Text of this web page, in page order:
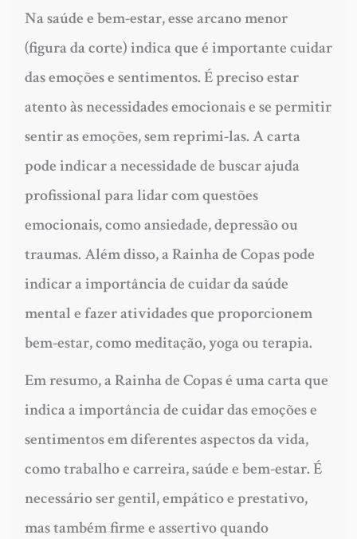
Na saúde e bem-estar, esse arcano menor
(figura da corte) indica que é importante cuidar
das emoções e sentimentos. É preciso estar
atento às necessidades emocionais e se permitir
sentir as emoções, sem reprimi-las. A carta
pode indicar a necessidade de buscar ajuda
profissional para lidar com questões
emocionais, como ansiedade, depressão ou
traumas. Além disso, a Rainha de Copas pode
indicar a importância de cuidar da saúde
mental e fazer atividades que proporcionem
bem-estar, como meditação, yoga ou terapia.
Em resumo, a Rainha de Copas é uma carta que
indica a importância de cuidar das emoções e
sentimentos em diferentes aspectos da vida,
como trabalho e carreira, saúde e bem-estar. É
necessário ser gentil, empático e prestativo,
mas também firme e assertivo quando